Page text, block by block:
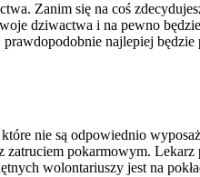
Zanim się na coś
dziwactwa i na pewno
najlepiej będzie
nie są odpowiednio
pokarmowym. Lekarz
wolontariuszy jest na